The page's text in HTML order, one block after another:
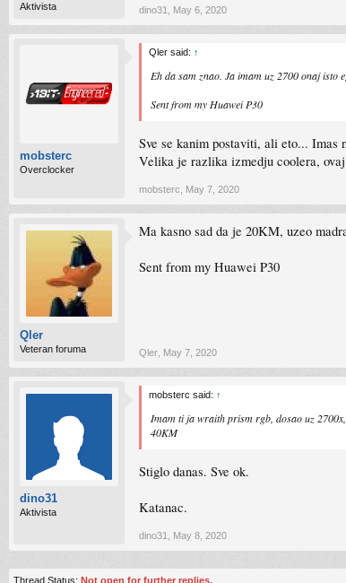
Aktivista dino31 May 6, 2020
mobsterc
Overclocker
Qler said: ↑
Eh da sam znao. Ja imam uz 2700 onaj isto
Sent from my Huawei P30
Sve se kanim postaviti, ali eto...
Velika je razlika izmedju coolera,
mobsterc May 7, 2020
Qler
Veteran foruma
Ma kasno sad da je 20KM, uzeo
Sent from my Huawei P30
Qler May 7, 2020
dino31
Aktivista
mobsterc said: ↑
Imam ti ja wraith prism rgb, dosao uz
40KM
Stiglo danas. Sve ok.
Katanac.
dino31 May 8, 2020
Thread Status: Not open for further replies.